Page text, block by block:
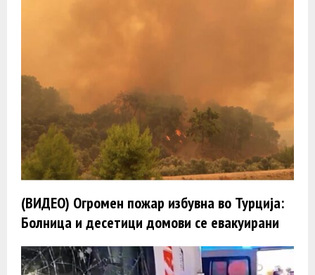
(ВИДЕО) Огромен пожар избувна во Турција:
Болница и десетици домови се евакуирани